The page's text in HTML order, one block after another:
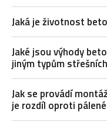
Jaká je životnost
Jaké jsou výhody
jiným typům
Jak se provádí
je rozdíl oproti